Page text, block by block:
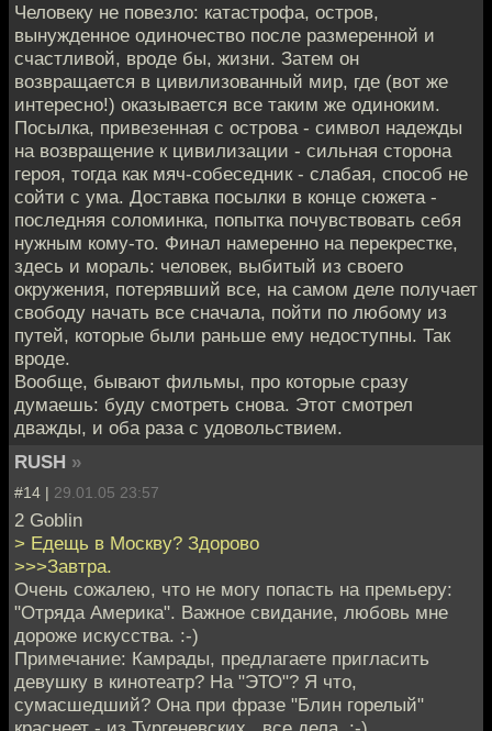
Человеку не повезло: катастрофа, остров,
вынужденное одиночество после размеренной и
счастливой, вроде бы, жизни. Затем он
возвращается в цивилизованный мир, где (вот же
интересно!) оказывается все таким же одиноким.
Посылка, привезенная с острова - символ надежды
на возвращение к цивилизации - сильная сторона
героя, тогда как мяч-собеседник - слабая, способ не
сойти с ума. Доставка посылки в конце сюжета -
последняя соломинка, попытка почувствовать себя
нужным кому-то. Финал намеренно на перекрестке,
здесь и мораль: человек, выбитый из своего
окружения, потерявший все, на самом деле получает
свободу начать все сначала, пойти по любому из
путей, которые были раньше ему недоступны. Так
вроде.
Вообще, бывают фильмы, про которые сразу
думаешь: буду смотреть снова. Этот смотрел
дважды, и оба раза с удовольствием.
RUSH »
#14 | 29.01.05 23:57
2 Goblin
> Едещь в Москву? Здорово
>>>Завтра.
Очень сожалею, что не могу попасть на премьеру:
"Отряда Америка". Важное свидание, любовь мне
дороже искусства. :-)
Примечание: Камрады, предлагаете пригласить
девушку в кинотеатр? На "ЭТО"? Я что,
сумасшедший? Она при фразе "Блин горелый"